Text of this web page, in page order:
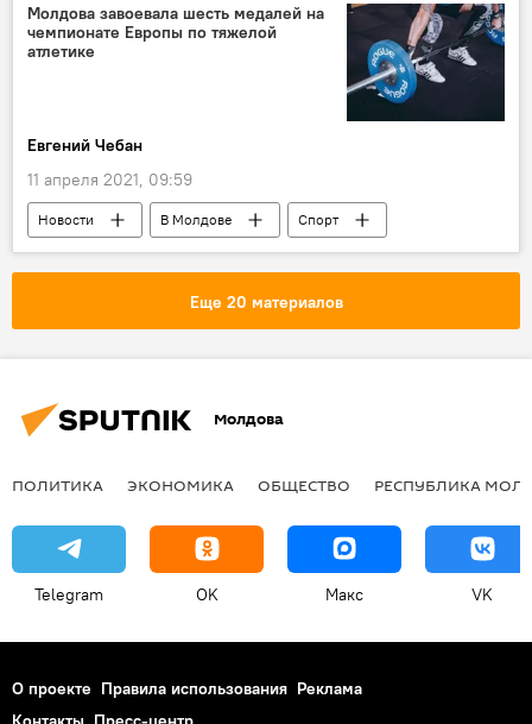
Молдова завоевала шесть медалей на
чемпионате Европы по тяжелой
атлетике
Евгений Чебан
11 апреля 2021, 09:59
Новости В Молдове Спорт
Еще 20 материалов
Молдова
ПОЛИТИКА ЭКОНОМИКА ОБЩЕСТВО РЕСПУБЛИКА
Telegram OK Макс VK
О проекте Правила использования Реклама